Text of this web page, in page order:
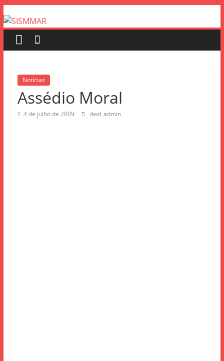
Notícias
Assédio Moral
4 de julho de 2009 dwd_admin